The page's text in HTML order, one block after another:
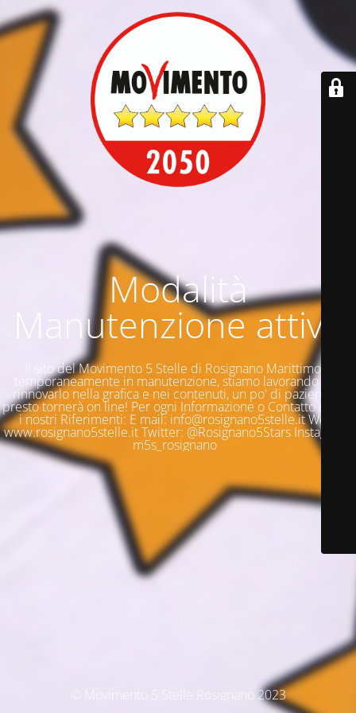
Modalità
Manutenzione attiva
Il sito del Movimento 5 Stelle di Rosignano Marittimo è
temporaneamente in manutenzione, stiamo lavorando per
rinnovarlo nella grafica e nei contenuti, un po' di pazienza e
presto tornerà on line! Per ogni Informazione o Contatto questi
i nostri Riferimenti: E mail: info@rosignano5stelle.it Web:
www.rosignano5stelle.it Twitter: @Rosignano5Stars Instagram:
m5s_rosignano
© Movimento 5 Stelle Rosignano 2023